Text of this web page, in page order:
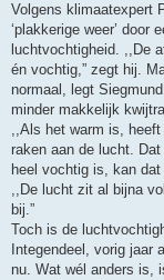
Volgens klimaatexpert
‘plakkerige weer’ door
luchtvochtigheid. ,,De
én vochtig,” zegt hij.
normaal, legt
minder makkelijk
,,Als het warm is,
raken aan de lucht.
heel vochtig is, kan
,,De lucht zit al bijna
bij.”
Toch is de
Integendeel, vorig jaar
nu. Wat wél anders is,